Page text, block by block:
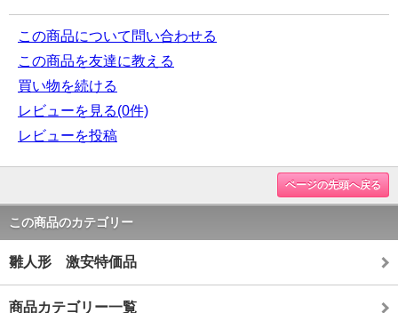
この商品について問い合わせる
この商品を友達に教える
買い物を続ける
レビューを見る(0件)
レビューを投稿
ページの先頭へ戻る
この商品のカテゴリー
雛人形 激安特価品
商品カテゴリー一覧